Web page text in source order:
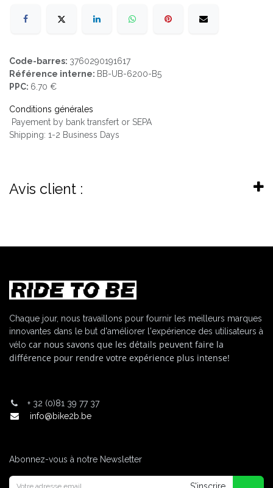
Code-barres: 3760290191617
Référence interne: BB-UB-6200-B5
PPC: 6.70 €
Conditions générales
Payement by bank transfert or SEPA
Shipping: 1-2 Business Days
Avis client :
Chaque jour, nous travaillons pour fournir les meilleurs marques
innovantes dans le but d'améliorer l'expérience des utilisateurs à
vélo car nous savons que les détails peuvent faire la
différence pour rendre votre expérience plus intense!
+ 32 (0)81 39 77 37
info@bike2b.be
Abonnez-vous à notre Newsletter
S'inscrire